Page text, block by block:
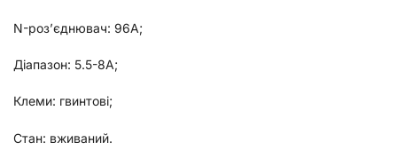
N-роз’єднювач: 96А;
Діапазон: 5.5-8А;
Клеми: гвинтові;
Стан: вживаний.